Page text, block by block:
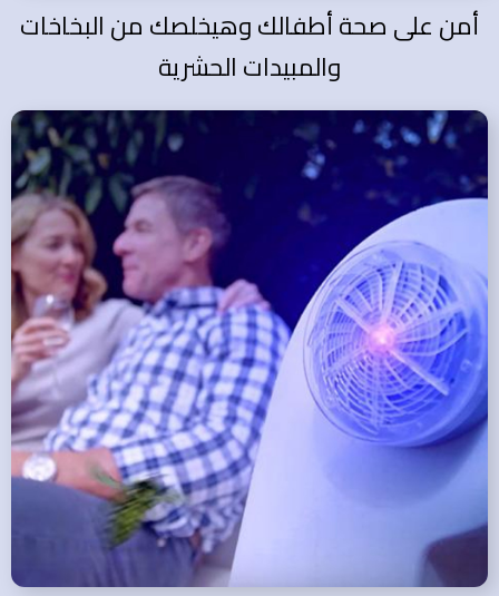
أمن على صحة أطفالك وهيخلصك من البخاخات
والمبيدات الحشرية